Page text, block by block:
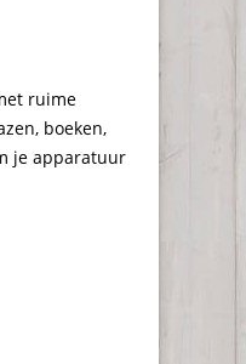
ruime
boeken,
je apparatuur